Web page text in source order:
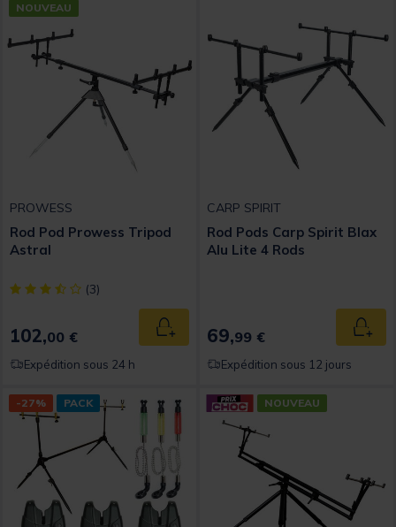
NOUVEAU
PROWESS
Rod Pod Prowess Tripod
Astral
[object Object] out of 5 Customer Rating
(3)
102,00 € Ajouter au panier
Expédition sous 24 h
CARP SPIRIT
Rod Pods Carp Spirit Blax
Alu Lite 4 Rods
69,99 €
Expédition sous 12 jours
-27% PACK NOUVEAU